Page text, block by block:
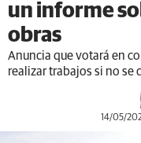
un informe
obras
Anuncia que votará en
realizar trabajos si no se
14/05/